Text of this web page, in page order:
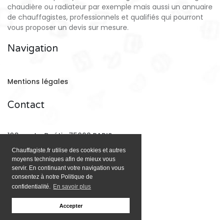
Chauffagiste.fr utilise des cookies et autres
moyens techniques afin de mieux vous
servir. En continuant votre navigation vous
consentez à notre Politique de
confidentialité. En savoir plus
Accepter
chaudière ou radiateur par exemple mais aussi un annuaire
de chauffagistes, professionnels et qualifiés qui pourront
vous proposer un devis sur mesure.
Navigation
Mentions légales
Contact
128 rue La Boétie 75008 PARIS
Email: contact@chauffagiste.fr